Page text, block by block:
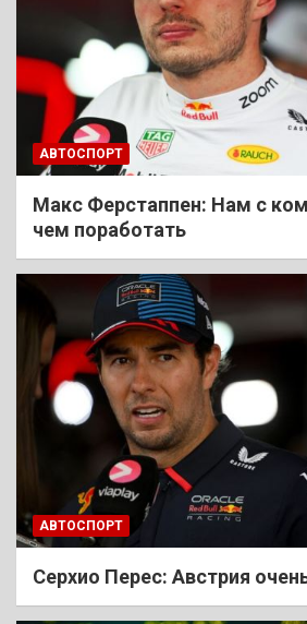
АВТОСПОРТ
Макс Ферстаппен: Нам с
чем поработать
АВТОСПОРТ
Cерхио Перес: Австрия